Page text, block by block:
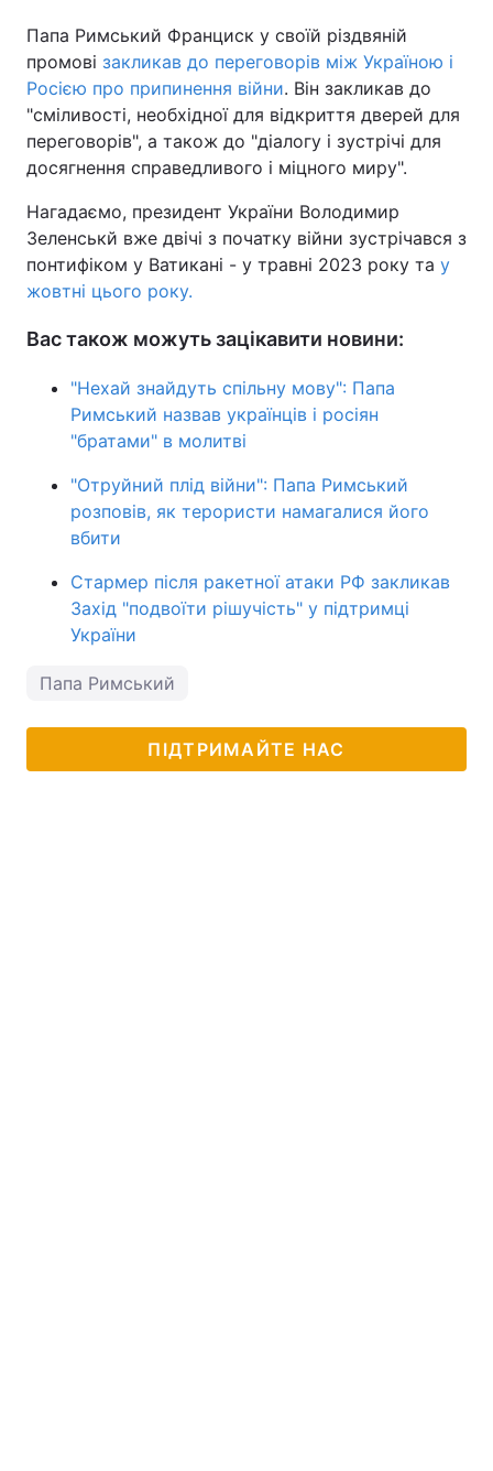
Тема оформлення
Папа Римський Франциск у своїй різдвяній
промові закликав до переговорів між Україною і
Росією про припинення війни. Він закликав до
"сміливості, необхідної для відкриття дверей для
переговорів", а також до "діалогу і зустрічі для
досягнення справедливого і міцного миру".
Нагадаємо, президент України Володимир
Зеленськй вже двічі з початку війни зустрічався з
понтифіком у Ватикані - у травні 2023 року та у
жовтні цього року.
Вас також можуть зацікавити новини:
"Нехай знайдуть спільну мову": Папа
Римський назвав українців і росіян
"братами" в молитві
"Отруйний плід війни": Папа Римський
розповів, як терористи намагалися його
вбити
Стармер після ракетної атаки РФ закликав
Захід "подвоїти рішучість" у підтримці
України
Папа Римський
ПІДТРИМАЙТЕ НАС